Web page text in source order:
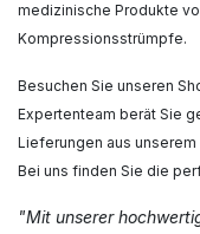
medizinische Produkte
Kompressionsstrümpfe.
Besuchen Sie unseren
Expertenteam berät Sie
Lieferungen aus
Bei uns finden Sie die
"Mit unserer